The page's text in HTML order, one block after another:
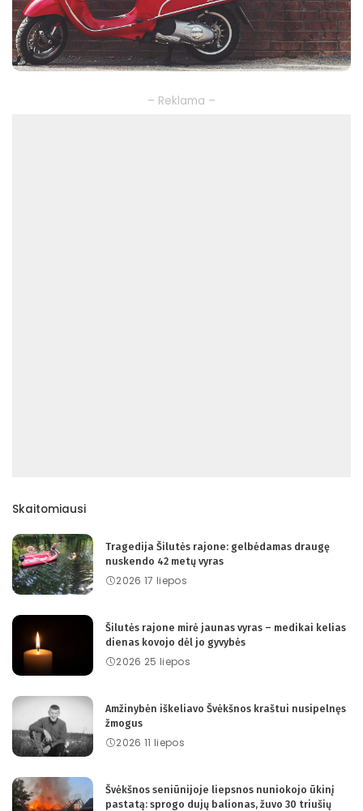
– Reklama –
Skaitomiausi
Tragedija Šilutės rajone: gelbėdamas draugę
nuskendo 42 metų vyras
2026 17 liepos
Šilutės rajone mirė jaunas vyras – medikai kelias
dienas kovojo dėl jo gyvybės
2026 25 liepos
Amžinybėn iškeliavo Švėkšnos kraštui nusipelnęs
žmogus
2026 11 liepos
Švėkšnos seniūnijoje liepsnos nuniokojo ūkinį
pastatą: sprogo dujų balionas, žuvo 30 triušių